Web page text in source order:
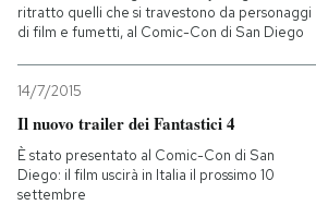
ritratto quelli che si travestono da personaggi
di film e fumetti, al Comic-Con di San Diego
14/7/2015
Il nuovo trailer dei Fantastici 4
È stato presentato al Comic-Con di San
Diego: il film uscirà in Italia il prossimo 10
settembre